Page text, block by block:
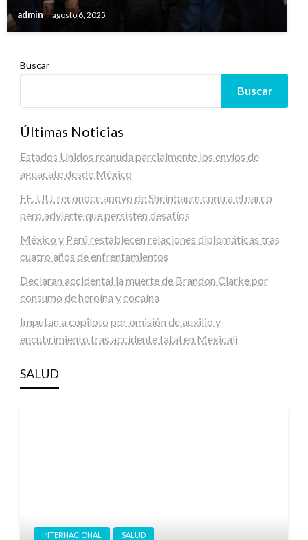
admin agosto 6, 2025
Buscar
Buscar
Últimas Noticias
Estados Unidos reanuda parcialmente los envíos de
aguacate desde México
EE. UU. reconoce apoyo de Sheinbaum contra el narco
pero advierte que persisten desafíos
México y Perú restablecen relaciones diplomáticas tras
cuatro años de enfrentamientos
Declaran accidental la muerte de Brandon Clarke por
consumo de heroína y cocaína
Imputan a copiloto por omisión de auxilio y
encubrimiento tras accidente fatal en Mexicali
SALUD
INTERNACIONAL SALUD